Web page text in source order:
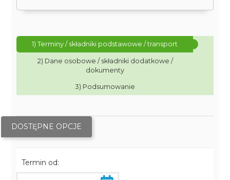
1) Terminy / składniki podstawowe / transport
2) Dane osobowe / składniki dodatkowe /
dokumenty
3) Podsumowanie
DOSTĘPNE OPCJE
Termin od: